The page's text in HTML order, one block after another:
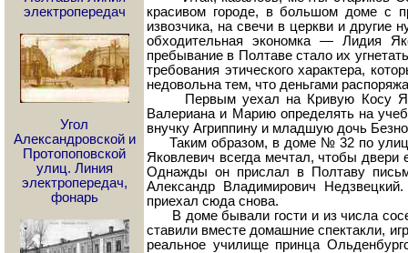
электропередач
Угол
Александровской и
Протопоповской
улиц. Линия
электропередач,
фонарь
красивом городе, в большом доме с
извозчика, на свечи в церкви и
обходительная экономка — Лидия
пребывание в Полтаве стало их
требования этического характера,
недовольна тем, что деньгами
Первым уехал на Кривую Косу Яков
Валериана и Марию определять на
внучку Агриппину и младшую дочь
Таким образом, в доме № 32 по улице
Яковлевич всегда мечтал, чтобы
Однажды он прислал в Полтаву
Александр Владимирович
приехал сюда снова.
В доме бывали гости и из числа
ставили вместе домашние спектакли,
реальное училище принца